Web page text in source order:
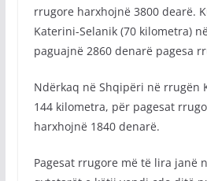
rrugore harxhojnë 3800 dearë.
Katerini-Selanik (70 kilometra)
paguajnë 2860 denarë pagesa
Ndërkaq në Shqipëri në rrugën
144 kilometra, për pagesat
harxhojnë 1840 denarë.
Pagesat rrugore më të lira janë